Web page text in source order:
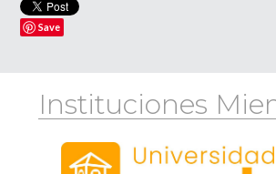
Save
Instituciones